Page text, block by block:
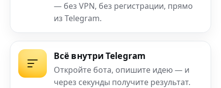
— без VPN, без регистрации, прямо
из Telegram.
Всё внутри Telegram
Откройте бота, опишите идею — и
через секунды получите результат.